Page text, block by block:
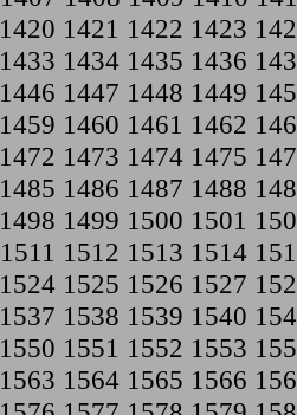
1420 1421 1422 1423
1433 1434 1435 1436
1446 1447 1448 1449
1459 1460 1461 1462
1472 1473 1474 1475
1485 1486 1487 1488
1498 1499 1500 1501
1511 1512 1513 1514
1524 1525 1526 1527
1537 1538 1539 1540
1550 1551 1552 1553
1563 1564 1565 1566